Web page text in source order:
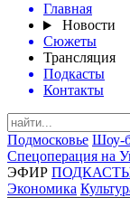
Главная
Новости
Сюжеты
Трансляция
Подкасты
Контакты
Подмосковье Шоу-
Спецоперация на
ЭФИР
Экономика